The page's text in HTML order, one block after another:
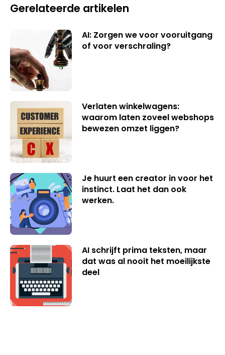
Gerelateerde artikelen
AI: Zorgen we voor vooruitgang
of voor verschraling?
Verlaten winkelwagens:
waarom laten zoveel webshops
bewezen omzet liggen?
Je huurt een creator in voor het
instinct. Laat het dan ook
werken.
AI schrijft prima teksten, maar
dat was al nooit het moeilijkste
deel